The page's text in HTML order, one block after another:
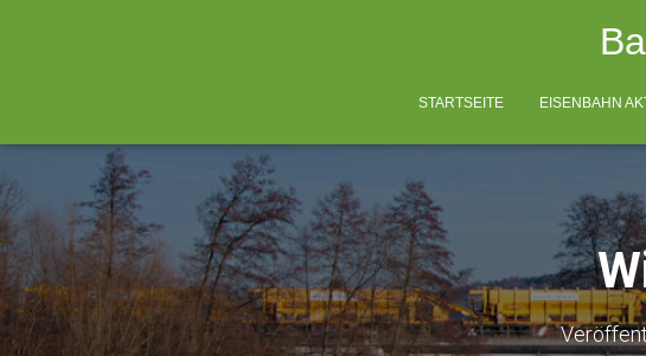
STARTSEITE EISENBAHN